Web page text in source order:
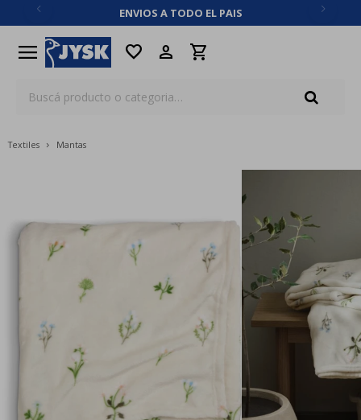
ENVIOS A TODO EL PAIS
menu favorite
Textiles Mantas
close